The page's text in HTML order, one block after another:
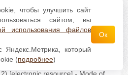
p.
literacy - the imperative of the
/G.A..Rudik,
2014/02/24/011. php
International Student
чтобы улучшить сайт
сайтом, вы
использования файлов
Яндекс.Метрика, который
(подробнее)
Ок